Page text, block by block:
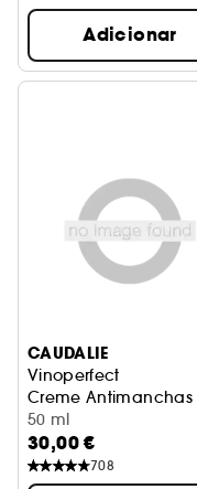
Adicionar
CAUDALIE
Vinoperfect
50 ml
30,00 €
708